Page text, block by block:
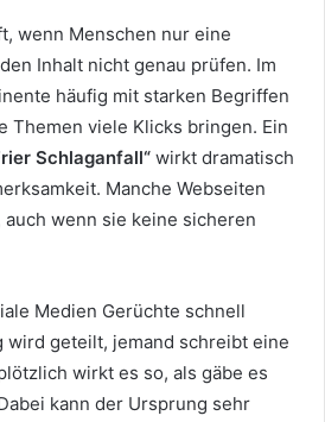
wenn Menschen nur eine
Inhalt nicht genau prüfen. Im
häufig mit starken Begriffen
Themen viele Klicks bringen. Ein
Schlaganfall“ wirkt dramatisch
Manche Webseiten
auch wenn sie keine sicheren
Medien Gerüchte schnell
wird geteilt, jemand schreibt eine
wirkt es so, als gäbe es
kann der Ursprung sehr